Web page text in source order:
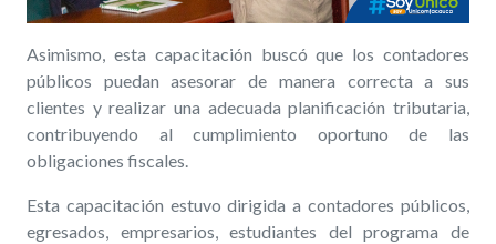
Asimismo, esta capacitación buscó que los contadores
públicos puedan asesorar de manera correcta a sus
clientes y realizar una adecuada planificación tributaria,
contribuyendo al cumplimiento oportuno de las
obligaciones fiscales.
Esta capacitación estuvo dirigida a contadores públicos,
egresados, empresarios, estudiantes del programa de